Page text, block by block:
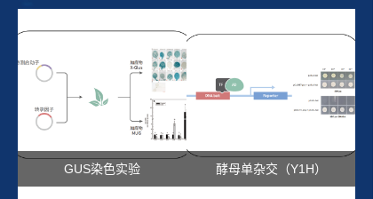
GUS染色实验 酵母单杂交（Y1H）